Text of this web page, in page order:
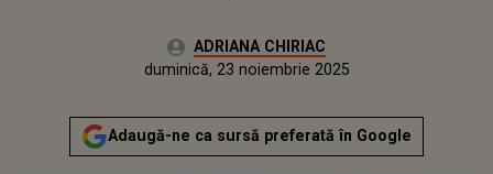
Autor:ADRIANA CHIRIAC
duminică, 23 noiembrie 2025
Actualizat:
duminică, 23 noiembrie 2025
Adaugă-ne ca sursă preferată în Google